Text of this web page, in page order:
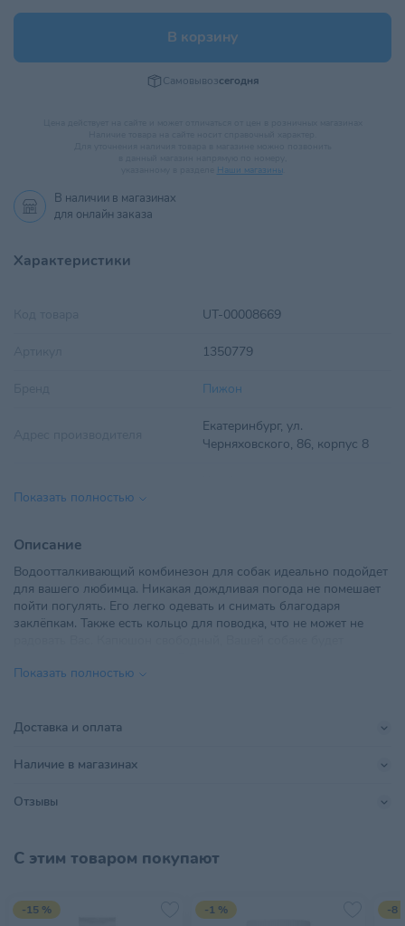
В корзину
Самовывозсегодня
Наши магазины.
В наличии в магазинах
для онлайн заказа
Характеристики
UT-00008669
1350779
Пижон
Екатеринбург, ул.
Черняховского, 86, корпус 8
Возраст питомца
Импортер в РБ
ООО «Твоя цена» 230023, г.
Гродно, ул. Б. Троицкая, 47,
офис 3 +375 25 5182400
Материал
Поставщик
Производитель
Размер питомца Средний
Страна происхождения РОССИЯ
Показать полностью
Описание
Водоотталкивающий комбинезон для собак идеально подойдет
для вашего любимца. Никакая дождливая погода не помешает
пойти погулять. Его легко одевать и снимать благодаря
заклёпкам. Также есть кольцо для поводка, что не может не
подойдет для средних и мелких пород собак. Ваши питомцы
Показать полностью
Доставка и оплата
Наличие в магазинах
Отзывы
С этим товаром покупают
-15 % -1 % -8